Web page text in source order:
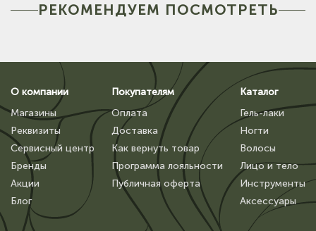
РЕКОМЕНДУЕМ ПОСМОТРЕТЬ
О компании
Магазины
Реквизиты
Сервисный центр
Бренды
Акции
Блог
Покупателям
Оплата
Доставка
Как вернуть товар
Программа лояльности
Публичная оферта
Каталог
Гель-лаки
Ногти
Волосы
Лицо и тело
Инструменты
Аксессуары